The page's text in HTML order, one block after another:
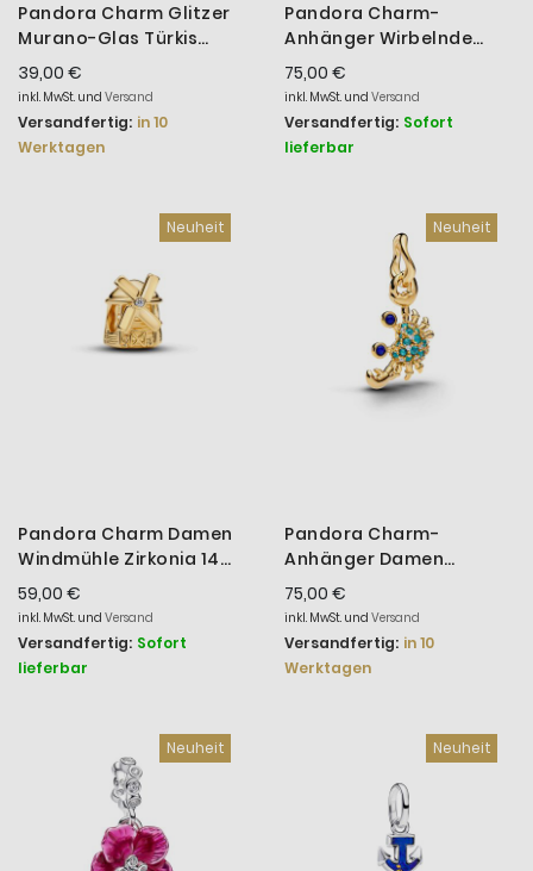
Pandora Charm Glitzer
Murano-Glas Türkis
Sterling-Silber
794701C01
39,00 €
inkl. MwSt. und Versand
Versandfertig: in 10
Werktagen
Pandora Charm-
Anhänger Wirbelnde
Sonne Silber 14K
Vergoldet 764703C01
75,00 €
inkl. MwSt. und Versand
Versandfertig: Sofort
lieferbar
Neuheit
Pandora Charm Damen
Windmühle Zirkonia 14
Karat Vergoldet
764631C01
59,00 €
inkl. MwSt. und Versand
Versandfertig: Sofort
lieferbar
Neuheit
Pandora Charm-
Anhänger Damen
Krabbe 14 Karat
Vergoldet 764684C01
75,00 €
inkl. MwSt. und Versand
Versandfertig: in 10
Werktagen
Neuheit Neuheit